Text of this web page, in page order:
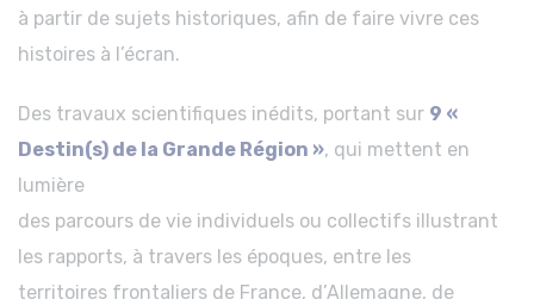
à partir de sujets historiques, afin de faire vivre ces
histoires à l’écran.
Des travaux scientifiques inédits, portant sur 9 «
Destin(s) de la Grande Région », qui mettent en
lumière
des parcours de vie individuels ou collectifs illustrant
les rapports, à travers les époques, entre les
territoires frontaliers de France, d’Allemagne, de